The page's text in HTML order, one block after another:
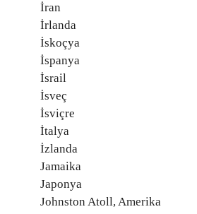
İran
İrlanda
İskoçya
İspanya
İsrail
İsveç
İsviçre
İtalya
İzlanda
Jamaika
Japonya
Johnston Atoll, Amerika